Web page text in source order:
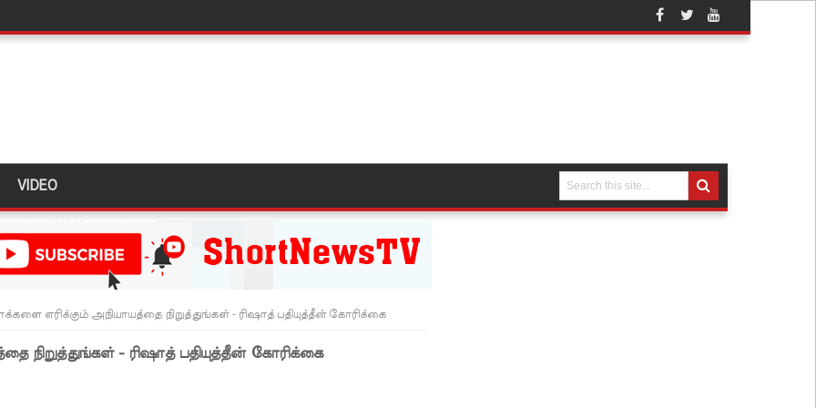
கட்டுப்பாட்டுக்குள்!
ஆக உயர்வு
VIDEO
எரிக்கும் அநியாயத்தை நிறுத்துங்கள் - ரிஷாத் பதியுத்தீன் கோரிக்கை
- ரிஷாத் பதியுத்தீன் கோரிக்கை